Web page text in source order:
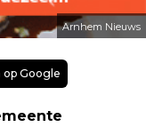
Arnhem Nieuws
op Google